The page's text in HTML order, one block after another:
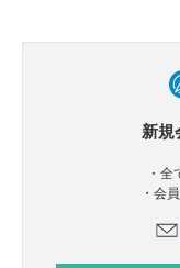
新規
・
・会